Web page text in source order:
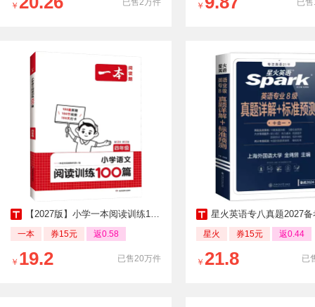
已售2万件
￥ 已
￥
【2027版】小学一本阅读训练100篇语文数学
一本 券15元 返0.58
已售20万件
￥ 19.2
星火英语专八真题2027备考词
星火 券15元 返0.44
已
￥ 21.8